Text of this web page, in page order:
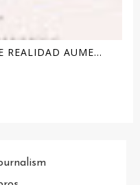
REALIDAD AUME...